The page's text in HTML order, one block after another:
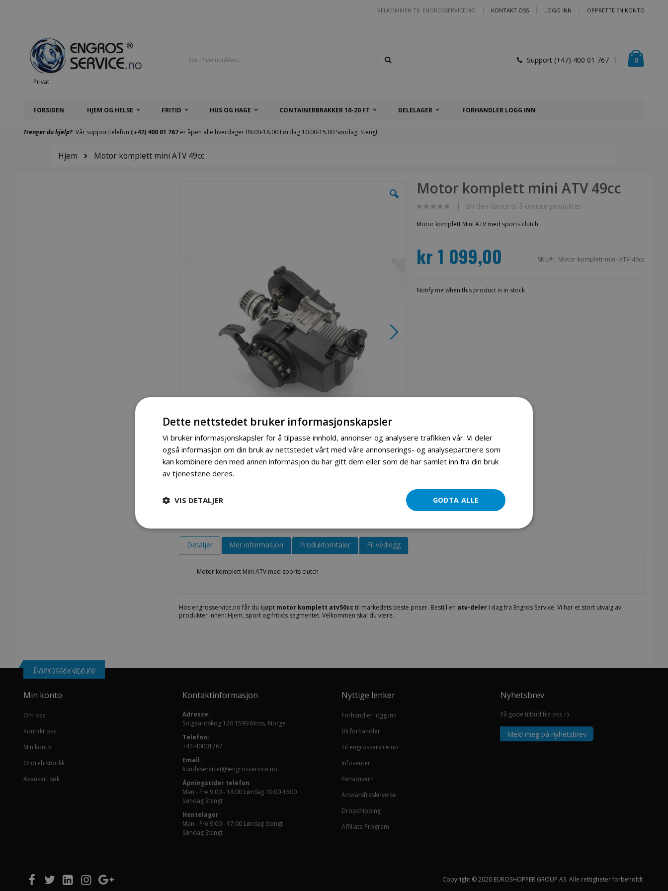
VELKOMMEN TIL ENGROSSERVICE.NO KONTAKT OSS LOGG INN OPPRETTE EN KONTO
Privat
0varer
Support (+47) 400 01 767
FORSIDEN HJEM OG HELSE FRITID HUS OG HAGE CONTAINERBRAKKER 10-20 FT DELELAGER FORHANDLER LOGG INN
Trenger du hjelp? Vår supporttelefon (+47) 400 01 767 er åpen alle hverdager 09.00-18.00 Lørdag 10.00-15.00 Søndag: Stengt
Hjem Motor komplett mini ATV 49cc
begynnelsen
Motor komplett mini ATV 49cc
Bli den første til å omtale produktet
Motor komplett Mini ATV med sports clutch
kr 1 099,00 SKU Motor-komplett-mini-ATV-49cc
Notify me when this product is in stock
Detaljer
Motor komplett Mini ATV med sports clutch
Mer informasjon Produktomtaler Fil vedlegg
Hos engrosservice.no får du kjøpt motor komplett atv50cc til markedets beste priser. Bestill en atv-deleri dag fra Engros Service. Vi har et stort utvalg av
produkter innen: Hjem, sport og fritids segmentet. Velkommen skal du være.
Engrosservice.no
Min konto
Om oss
Kontakt oss
Min konto
Ordrehistorikk
Avansert søk
Kontaktinformasjon
Adresse:
Solgaardskog 120 1599 Moss, Norge
Telefon:
+47-40001767
Email:
kundeservice(@)engrosservice.no
Åpningstider telefon
Man - Fre 9:00 - 18:00 Lørdag 10.00-1500
Søndag Stengt
Hentelager
Man - Fre 9:00 - 17:00 Lørdag Stengt
Søndag Stengt
Nyttige lenker
Forhandler logg inn
Bli forhandler
Til engrosservice.no
Infosenter
Personvern
Ansvarsfraskrivelse
Dropshipping
Affiliate Program
Nyhetsbrev
Få gode tilbud fra oss :-)
Meld meg på nyhetsbrev
Copyright © 2020 EUROSHOPPER GROUP AS. Alle rettigheter forbeholdt.
Dette nettstedet bruker informasjonskapsler
Vi bruker informasjonskapsler for å tilpasse innhold, annonser og analysere trafikken vår. Vi deler
også informasjon om din bruk av nettstedet vårt med våre annonserings- og analysepartnere som
kan kombinere den med annen informasjon du har gitt dem eller som de har samlet inn fra din bruk
av tjenestene deres.
GODTA ALLE
VIS DETALJER